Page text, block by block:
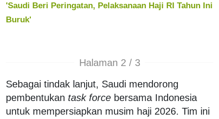
'Saudi Beri Peringatan, Pelaksanaan Haji RI Tahun Ini
Buruk'
Halaman 2 / 3
Sebagai tindak lanjut, Saudi mendorong
pembentukan task force bersama Indonesia
untuk mempersiapkan musim haji 2026. Tim ini